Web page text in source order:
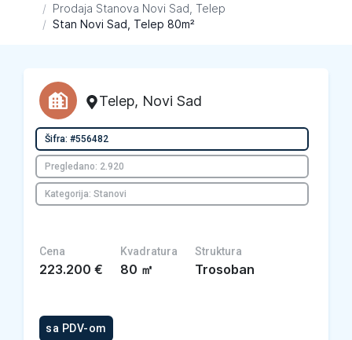
/ Prodaja Stanova Novi Sad, Telep
/ Stan Novi Sad, Telep 80m²
Telep, Novi Sad
Šifra: #556482
Pregledano: 2.920
Kategorija: Stanovi
Cena
223.200 €
Kvadratura
80 ㎡
Struktura
Trosoban
sa PDV-om